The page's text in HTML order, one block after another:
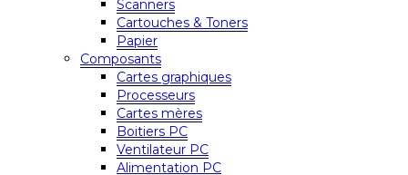
Scanners
Cartouches & Toners
Papier
Composants
Cartes graphiques
Processeurs
Cartes mères
Boitiers PC
Ventilateur PC
Alimentation PC